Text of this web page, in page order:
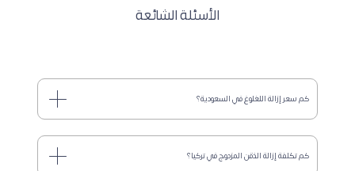
الأسئلة الشائعة
كم سعر إزالة اللغلوغ في السعودية؟
كم تكلفة إزالة الذقن المزدوج في تركيا؟